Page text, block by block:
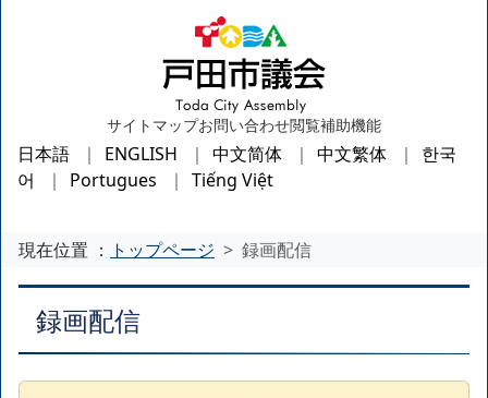
サイトマップお問い合わせ閲覧補助機能
日本語 ENGLISH 中文简体 中文繁体
한국
어
Portugues Tiếng Việt
現在位置 ： トップページ 録画配信
録画配信